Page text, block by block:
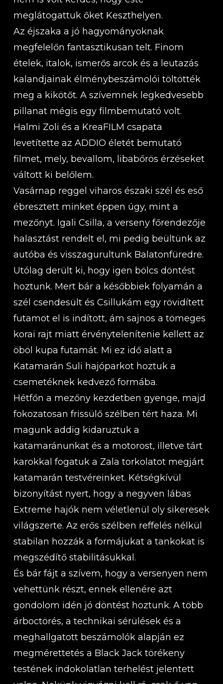
meglátogattuk őket Keszthelyen.
Az éjszaka a jó hagyományoknak
megfelelőn fantasztikusan telt. Finom
ételek, italok, ismerős arcok és a leutazás
kalandjainak élménybeszámolói töltötték
meg a kikötőt. A szívemnek legkedvesebb
pillanat mégis egy filmbemutató volt.
Halmi Zoli és a KreaFILM csapata
levetítette az ADDIO életét bemutató
filmet, mely, bevallom, libabőrös érzéseket
váltott ki belőlem.
Vasárnap reggel viharos északi szél és eső
ébresztett minket éppen úgy, mint a
mezőnyt. Igali Csilla, a verseny főrendezője
halasztást rendelt el, mi pedig beültünk az
autóba és visszagurultunk Balatonfüredre.
Utólag derült ki, hogy igen bölcs döntést
hoztunk. Mert bár a későbbiek folyamán a
szél csendesült és Csillukám egy rövidített
futamot el is indított, ám sajnos a tömeges
korai rajt miatt érvénytelenítenie kellett az
öböl kupa futamát. Mi ez idő alatt a
Katamarán Suli hajóparkot hoztuk a
csemetéknek kedvező formába.
Hétfőn a mezőny kezdetben gyenge, majd
fokozatosan frissülő szélben tért haza. Mi
magunk addig kidaruztuk a
katamaránunkat és a motorost, illetve tárt
karokkal fogatuk a Zala torkolatot megjárt
katamarán testvéreinket. Kétségkívül
bizonyítást nyert, hogy a negyven lábas
Extreme hajók nem véletlenül oly sikeresek
világszerte. Az erős szélben reffelés nélkül
stabilan hozzák a formájukat a tankokat is
megszédítő stabilitásukkal.
És bár fájt a szívem, hogy a versenyen nem
vehettünk részt, ennek ellenére azt
gondolom idén jó döntést hoztunk. A több
árboctörés, a technikai sérülések és a
meghallgatott beszámolók alapján ez
megmérettetés a Black Jack törékeny
testének indokolatlan terhelést jelentett